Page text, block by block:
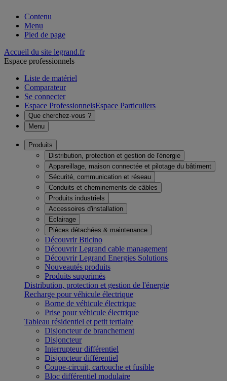
Contenu
Menu
Pied de page
Accueil du site legrand.fr
Espace professionnels
Liste de matériel
Comparateur
Se connecter
Espace ProfessionnelsEspace Particuliers
Que cherchez-vous ?
Menu
Produits
Distribution, protection et gestion de l'énergie
Appareillage, maison connectée et pilotage du bâtiment
Sécurité, communication et réseau
Conduits et cheminements de câbles
Produits industriels
Accessoires d'installation
Eclairage
Pièces détachées & maintenance
Découvrir Bticino
Découvrir Legrand cable management
Découvrir Legrand Energies Solutions
Nouveautés produits
Produits supprimés
Distribution, protection et gestion de l'énergie
Recharge pour véhicule électrique
Borne de véhicule électrique
Prise pour véhicule électrique
Tableau résidentiel et petit tertiaire
Disjoncteur de branchement
Disjoncteur
Interrupteur différentiel
Disjoncteur différentiel
Coupe-circuit, cartouche et fusible
Bloc différentiel modulaire